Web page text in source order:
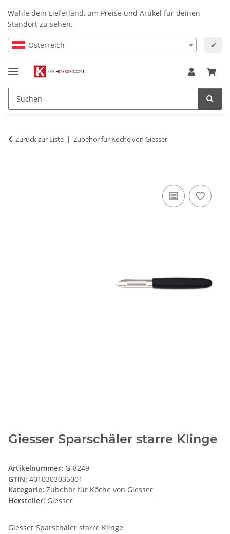
Wähle dein Lieferland, um Preise und Artikel für deinen
Standort zu sehen.
Österreich ✔
Zurück zur Liste Zubehör für Köche von Giesser
Giesser Sparschäler starre Klinge
Artikelnummer: G-8249
GTIN: 4010303035001
Kategorie: Zubehör für Köche von Giesser
Hersteller: Giesser
Giesser Sparschäler starre Klinge